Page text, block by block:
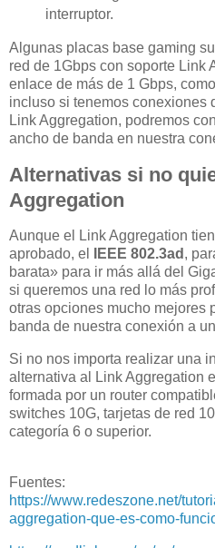
interruptor.
Algunas placas base gaming
red de 1Gbps con soporte Link
enlace de más de 1 Gbps,
incluso si tenemos conexiones
Link Aggregation, podremos
ancho de banda en nuestra
Alternativas si no
Aggregation
Aunque el Link Aggregation
aprobado, el
IEEE 802.3ad ,
barata» para ir más allá del
si queremos una red lo más
otras opciones mucho mejores
banda de nuestra conexión a
Si no nos importa realizar una
alternativa al Link Aggregation
formada por un router
switches 10G, tarjetas de red
categoría 6 o superior.
Fuentes:
https://www.redeszone.net/
aggregation-que-es-como-